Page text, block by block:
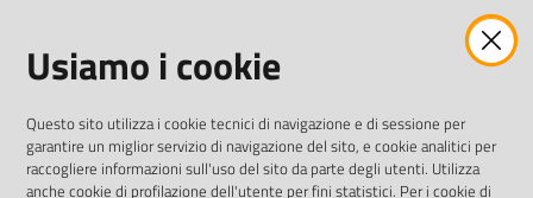
e
e
e
A
twitterfacebookyoutube
AREA DIPENDENTI
Posta Elettronica Aziendale
Usiamo i cookie
Questo sito utilizza i cookie tecnici di navigazione e di sessione per
garantire un miglior servizio di navigazione del sito, e cookie analitici per
raccogliere informazioni sull'uso del sito da parte degli utenti. Utilizza
anche cookie di profilazione dell'utente per fini statistici. Per i cookie di